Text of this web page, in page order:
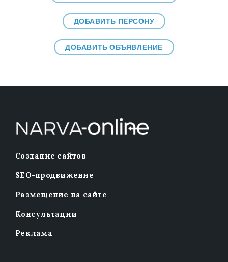
ДОБАВИТЬ ПЕРСОНУ
ДОБАВИТЬ ОБЪЯВЛЕНИЕ
Создание сайтов
SEO-продвижение
Размещение на сайте
Консультации
Реклама